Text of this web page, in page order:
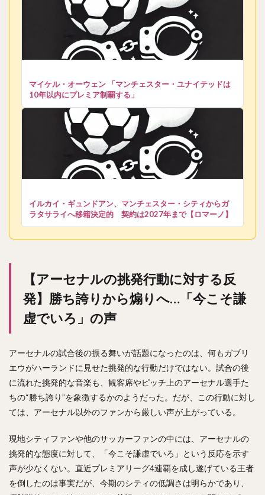
マイケル・オーウェン 「マンチェスター・ユナイテッドは
10年以内にプレミア制覇する」
イルカイ・ギュンドアン、マンチェスター・シティからガ
ラタサライへ移籍決定的 契約は2027年まで【ロマーノ】
【アーセナルの挑発行動に対する反
発】勝ち誇りから煽りへ…「今こそ謙
虚でいろ」の声
アーセナルの試合後の振る舞いが話題になったのは、何もガブリ
エウがハーランドに見せた挑発的な行動だけではない。試合の後
に流れた挑発的な音楽も、観客席やピッチ上のアーセナル選手た
ちの“勝ち誇り”を象徴するかのようだった。だが、この行動に対し
ては、アーセナル以外のファンから厳しい声が上がっている。
現地シティファンや他のサッカーファンの中には、アーセナルの
挑発的な態度に対して、「今こそ謙虚でいろ」という反応を示す
声が少なくない。直近プレミアリーグ4連覇を成し遂げている王者
を倒したのは事実だが、今期のシティの低調さは明らかであり、